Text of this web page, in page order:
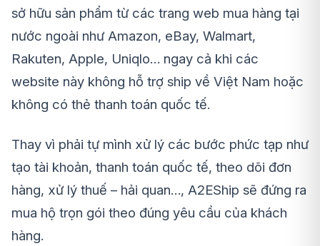
sở hữu sản phẩm từ các trang web mua hàng tại
nước ngoài như Amazon, eBay, Walmart,
Rakuten, Apple, Uniqlo… ngay cả khi các
website này không hỗ trợ ship về Việt Nam hoặc
không có thẻ thanh toán quốc tế.
Thay vì phải tự mình xử lý các bước phức tạp như
tạo tài khoản, thanh toán quốc tế, theo dõi đơn
hàng, xử lý thuế – hải quan…, A2EShip sẽ đứng ra
mua hộ trọn gói theo đúng yêu cầu của khách
hàng.